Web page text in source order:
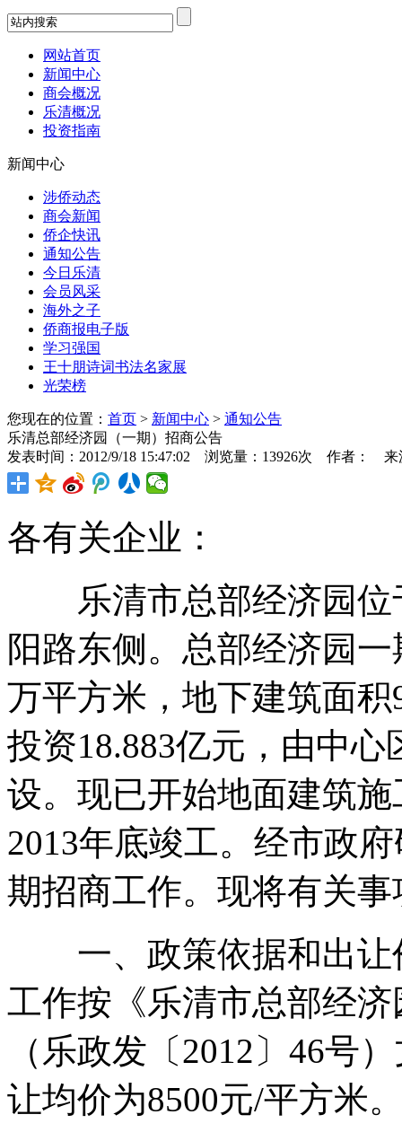
网站首页
新闻中心
商会概况
乐清概况
投资指南
新闻中心
涉侨动态
商会新闻
侨企快讯
通知公告
今日乐清
会员风采
海外之子
侨商报电子版
学习强国
王十朋诗词书法名家展
光荣榜
您现在的位置： 首页 > 新闻中心 > 通知公告
乐清总部经济园（一期）招商公告
发表时间：2012/9/18 15:47:02 浏览量：13926次 作者： 来
各有关企业：
乐清市总部经济园位
阳路东侧。总部经济园
万平方米，地下建筑面
投资18.883亿元，由中
设。现已开始地面建筑
2013年底竣工。经市政
期招商工作。现将有关
一、政策依据和出让
工作按《乐清市总部经
（乐政发〔2012〕46号
让均价为8500元/平方米